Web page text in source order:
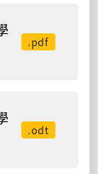
.pdf
.odt